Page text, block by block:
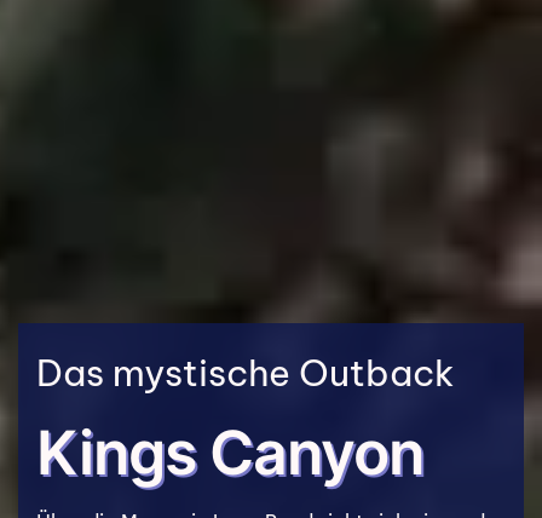
Das mystische Outback
Kings Canyon